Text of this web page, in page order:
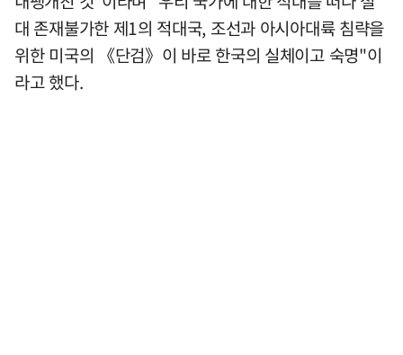
대 존재불가한 제1의 적대국, 조선과 아시아대륙 침략을
위한 미국의 《단검》이 바로 한국의 실체이고 숙명"이
라고 했다.